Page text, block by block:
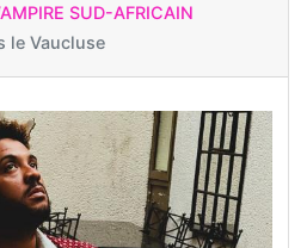
SUD-AFRICAIN
le Vaucluse